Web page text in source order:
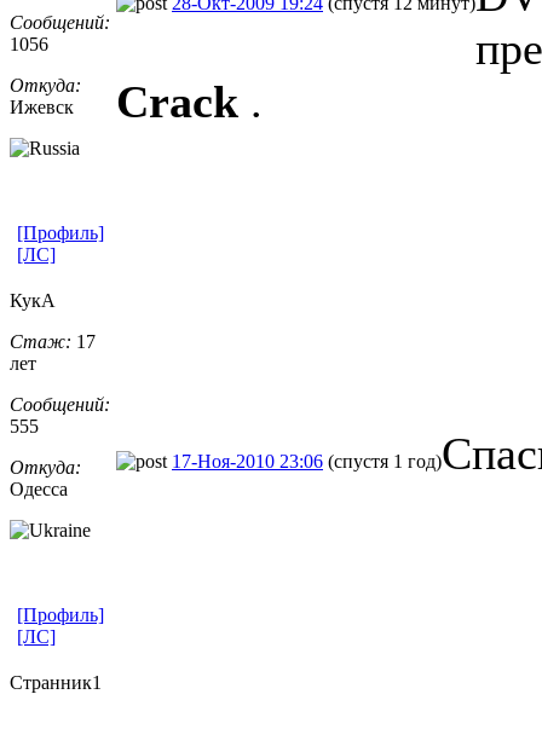
Сообщений:
1056
Откуда:
Ижевск
Crack .
[Профиль]
[ЛС]
КукА
Стаж: 17
лет
Сообщений:
555
Откуда:
Одесса
17-Ноя-2010 23:06 (спустя 1 год)
[Профиль]
[ЛС]
Странник1